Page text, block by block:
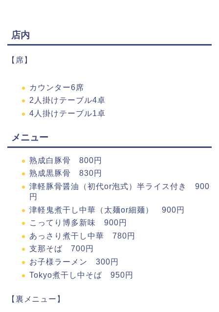
店内
【席】
カウンター6席
2人掛けテーブル4卓
4人掛けテーブル1卓
メニュー
熟成白豚骨 800円
熟成黒豚骨 830円
津軽豚骨醤油（初代or泡式）半ライス付き 900
円
津軽鬼煮干し中華（太麺or細麺） 900円
こってり博多新味 900円
あっさり煮干し中華 780円
支那そば 700円
お子様ラーメン 300円
Tokyo煮干し中そば 950円
【裏メニュー】